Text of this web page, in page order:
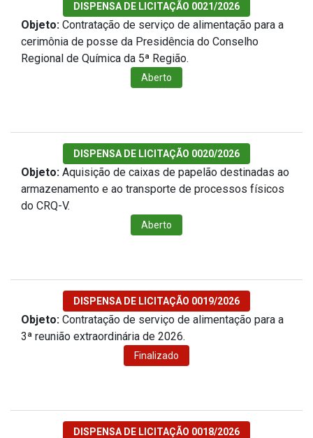
DISPENSA DE LICITAÇÃO 0021/2026
Objeto: Contratação de serviço de alimentação para a
cerimônia de posse da Presidência do Conselho
Regional de Química da 5ª Região.
Aberto
DISPENSA DE LICITAÇÃO 0020/2026
Objeto: Aquisição de caixas de papelão destinadas ao
armazenamento e ao transporte de processos físicos
do CRQ-V.
Aberto
DISPENSA DE LICITAÇÃO 0019/2026
Objeto: Contratação de serviço de alimentação para a
3ª reunião extraordinária de 2026.
Finalizado
DISPENSA DE LICITAÇÃO 0018/2026